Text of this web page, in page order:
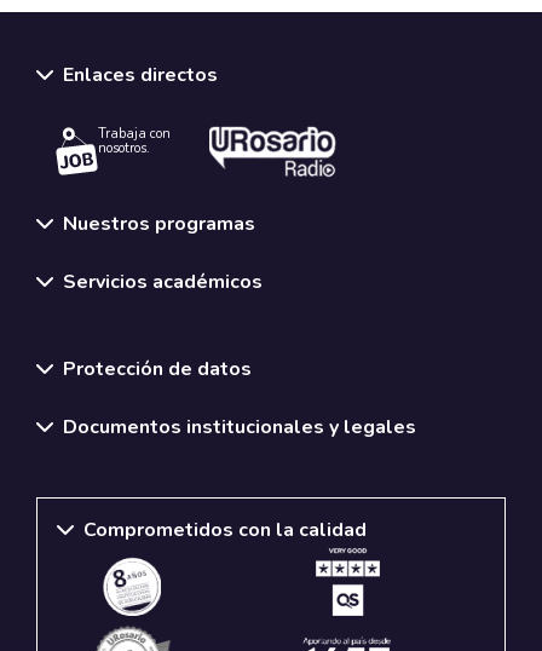
Enlaces directos
Trabaja con
nosotros.
Nuestros programas
Servicios académicos
Protección de datos
Documentos institucionales y legales
Comprometidos con la calidad